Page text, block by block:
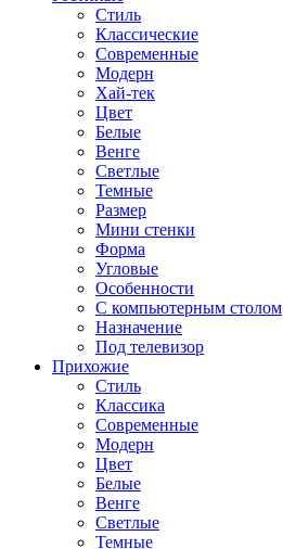
Стиль
Классические
Современные
Модерн
Хай-тек
Цвет
Белые
Венге
Светлые
Темные
Размер
Мини стенки
Форма
Угловые
Особенности
С компьютерным столом
Назначение
Под телевизор
Прихожие
Стиль
Классика
Современные
Модерн
Цвет
Белые
Венге
Светлые
Темные